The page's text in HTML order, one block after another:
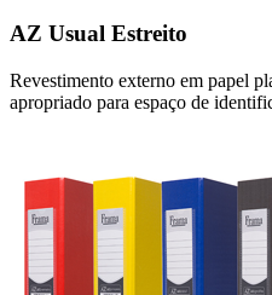
AZ Usual Estreito
Revestimento externo em papel
apropriado para espaço de